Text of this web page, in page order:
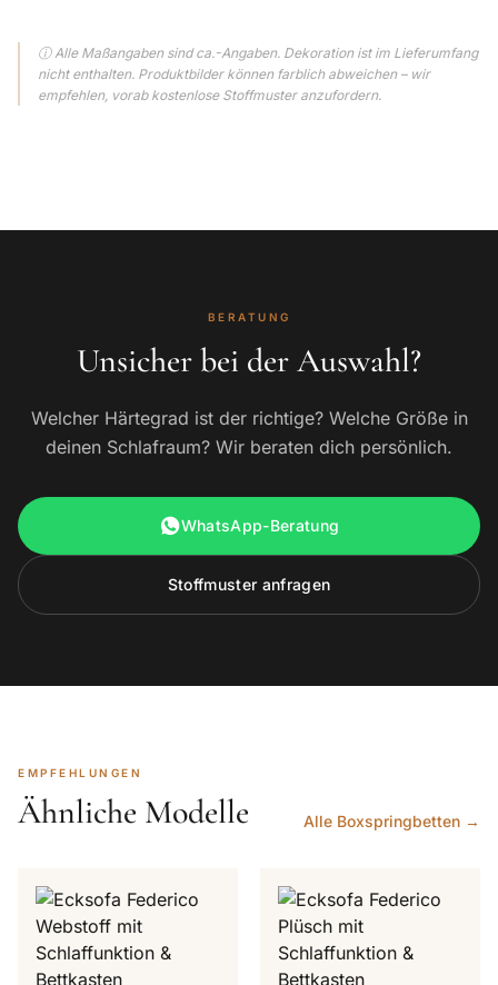
ⓘ Alle Maßangaben sind ca.-Angaben. Dekoration ist im Lieferumfang
nicht enthalten. Produktbilder können farblich abweichen – wir
empfehlen, vorab kostenlose Stoffmuster anzufordern.
BERATUNG
Unsicher bei der Auswahl?
Welcher Härtegrad ist der richtige? Welche Größe in
deinen Schlafraum? Wir beraten dich persönlich.
WhatsApp-Beratung
Stoffmuster anfragen
EMPFEHLUNGEN
Ähnliche Modelle Alle Boxspringbetten →